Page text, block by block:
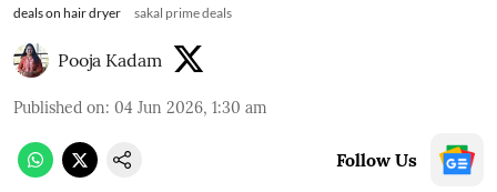
deals on hair dryer sakal prime deals
Pooja Kadam
Published on: 04 Jun 2026, 1:30 am
Follow Us